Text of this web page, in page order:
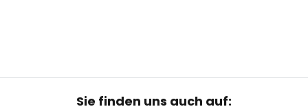
Sie finden uns auch auf: